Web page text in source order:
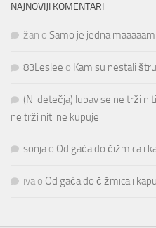
NAJNOVIJI KOMENTARI
žan o Samo je jedna
83Leslee o Kam su nestali
(Ni detečja) lubav se ne trži
ne trži niti ne kupuje
sonjao Od gaća do čižmica i
iva o Od gaća do čižmica i